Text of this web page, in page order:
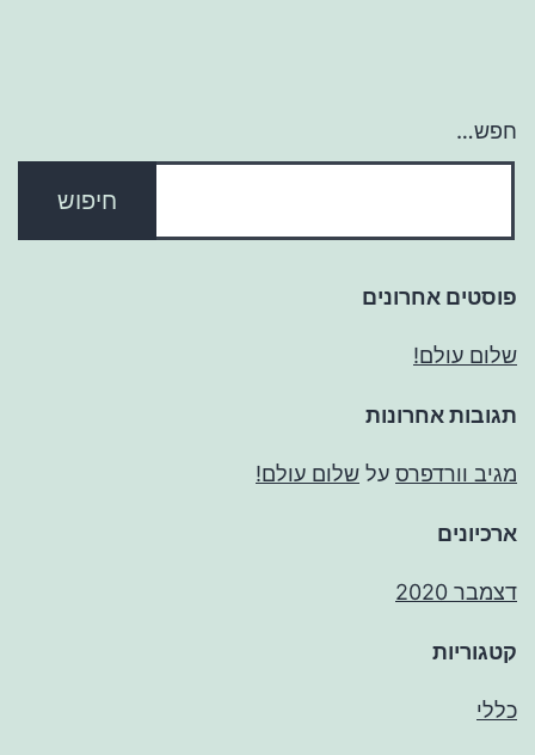
חפש…
פוסטים אחרונים
שלום עולם!
תגובות אחרונות
מגיב וורדפרס על שלום עולם!
ארכיונים
דצמבר 2020
קטגוריות
כללי